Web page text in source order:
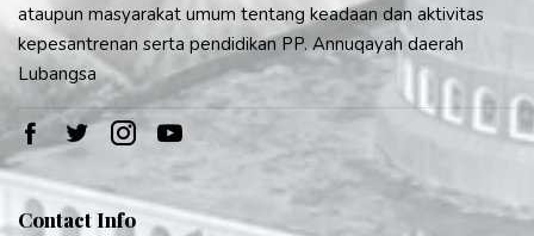
ataupun masyarakat umum tentang keadaan dan aktivitas
kepesantrenan serta pendidikan PP. Annuqayah daerah
Lubangsa
Contact Info